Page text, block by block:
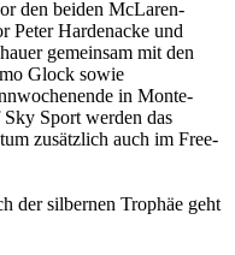
den beiden McLaren-
Peter Hardenacke und
gemeinsam mit den
Glock sowie
in Monte-
Sport werden das
zusätzlich auch im Free-
der silbernen Trophäe geht